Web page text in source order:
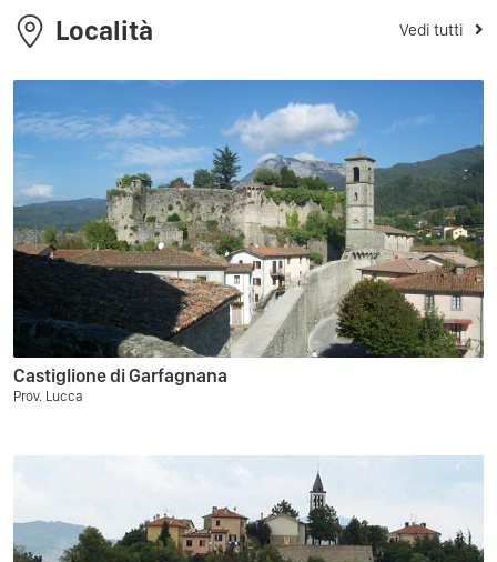
Località Vedi tutti
Castiglione di Garfagnana
Prov. Lucca